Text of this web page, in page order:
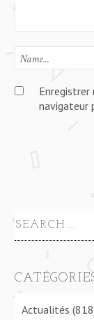
navigateur
Actualités